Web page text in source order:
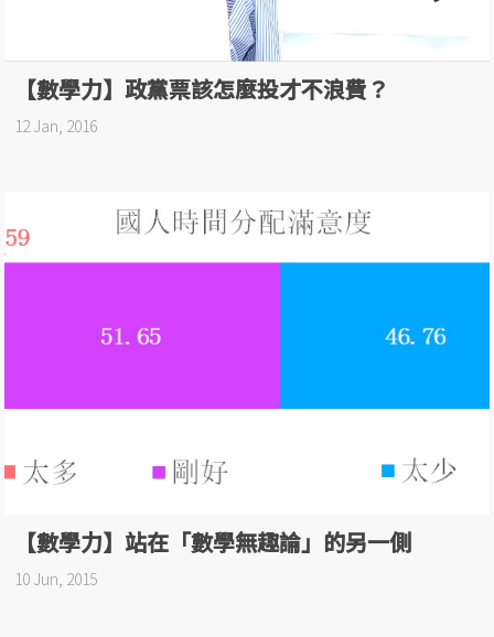
【數學力】政黨票該怎麼投才不浪費？
12 Jan, 2016
【數學力】站在「數學無趣論」的另一側
10 Jun, 2015